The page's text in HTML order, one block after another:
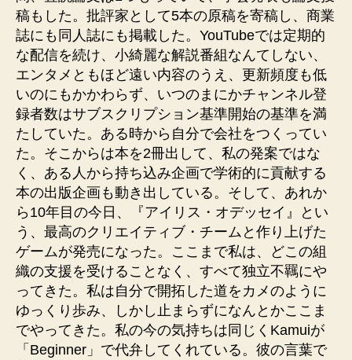
稿もした。批評家として5本の原稿を寄稿し、商業
誌にも同人誌にも掲載した。YouTubeでは定期的
な配信を続け、小綺麗な解説番組なんてしない、
エンタメともほど遠い内容のうえ、更新頻度も低
いのにもかかわらず、いつのまにかチャンネル登
録者数はサブスクリプション基準開始の基準を満
たしていた。ある時から自分で会社をつくってい
た。そこからは本を2冊出して、私の発案ではな
く、ある人から持ち込み企画で学術的に貢献する
本の出版企画も動き出している。そして、あれか
ら10年目の今日、『アイリス・オデッセイ』とい
う、最高のクリエイティブ・チームと作り上げた
ゲームが発売になった。ここまで私は、どこの組
織の支援を受けることなく、すべて独立不羈にや
ってきた。私は自分で開拓した道をカメのように
ゆっくり歩み、しかし止まらずになんとかここま
でやってきた。私の今の気持ちは同じくKamuiが
「Beginner」で代弁してくれている。彼の言葉で